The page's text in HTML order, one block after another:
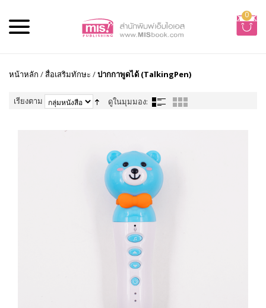
0
หน้าหลัก /สื่อเสริมทักษะ /ปากกาพูดได้ (TalkingPen)
เรียงตาม ดูในมุมมอง: